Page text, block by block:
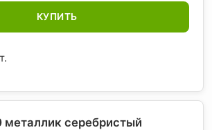
КУПИТЬ
металлик серебристый